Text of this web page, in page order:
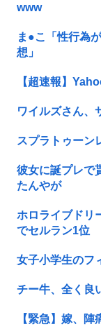
www
ま●こ「性行為
想」
【超速報】
ワイルズさん、
スプラトゥーン
彼女に誕プレで
たんやが
ホロライブドリ
でセルラン1位
女子小学生のフ
チー牛、全く良
【緊急】嫁、陣